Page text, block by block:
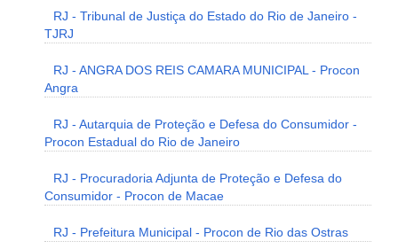
RJ - Tribunal de Justiça do Estado do Rio de Janeiro -
TJRJ
RJ - ANGRA DOS REIS CAMARA MUNICIPAL - Procon
Angra
RJ - Autarquia de Proteção e Defesa do Consumidor -
Procon Estadual do Rio de Janeiro
RJ - Procuradoria Adjunta de Proteção e Defesa do
Consumidor - Procon de Macae
RJ - Prefeitura Municipal - Procon de Rio das Ostras